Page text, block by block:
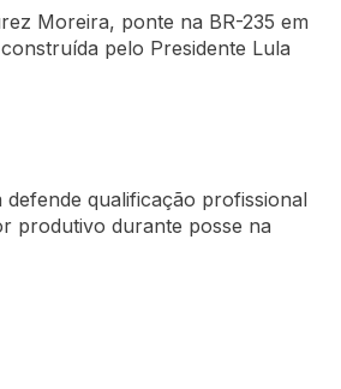
Moreira, ponte na BR-235 em
pelo Presidente Lula
qualificação profissional
produtivo durante posse na